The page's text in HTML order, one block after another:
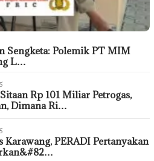
Sengketa: Polemik PT MIM
L…
Rp 101 Miliar Petrogas,
Dimana Ri…
Karawang, PERADI Pertanyakan